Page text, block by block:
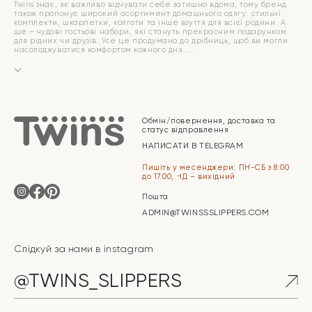
Twins знає, як важливо відчувати себе затишно вдома, тому бренд
також пропонує широкий асортимент домашнього одягу: стильні
комплекти, шкарпетки, колготи та інше взуття для всієї родини. А
ще – чудові гостьові набори, які стануть прекрасним подарунком
для рідних чи друзів. Усе це продумано до дрібниць, щоб ви могли
насолоджуватися комфортом кожного дня.
Обмін/повернення, доставка та
статус відправлення
НАПИСАТИ В TELEGRAM
Пишіть у месенджери: ПН-СБ з 8:00
до 17:00, НД – вихідний
Пошта
ADMIN@TWINSSSLIPPERS.COM
Слідкуй за нами в instagram
@TWINS_SLIPPERS